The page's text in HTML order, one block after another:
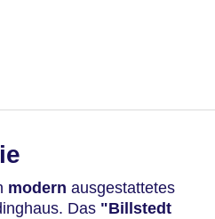
modern ausgestattetes
Das "Billstedt